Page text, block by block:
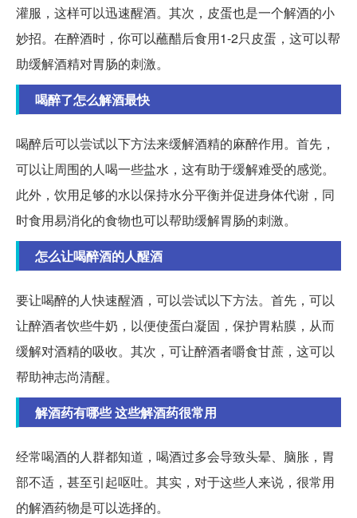
灌服，这样可以迅速醒酒。其次，皮蛋也是一个解酒的小
妙招。在醉酒时，你可以蘸醋后食用1-2只皮蛋，这可以帮
助缓解酒精对胃肠的刺激。
喝醉了怎么解酒最快
喝醉后可以尝试以下方法来缓解酒精的麻醉作用。首先，
可以让周围的人喝一些盐水，这有助于缓解难受的感觉。
此外，饮用足够的水以保持水分平衡并促进身体代谢，同
时食用易消化的食物也可以帮助缓解胃肠的刺激。
怎么让喝醉酒的人醒酒
要让喝醉的人快速醒酒，可以尝试以下方法。首先，可以
让醉酒者饮些牛奶，以便使蛋白凝固，保护胃粘膜，从而
缓解对酒精的吸收。其次，可让醉酒者嚼食甘蔗，这可以
帮助神志尚清醒。
解酒药有哪些 这些解酒药很常用
经常喝酒的人群都知道，喝酒过多会导致头晕、脑胀，胃
部不适，甚至引起呕吐。其实，对于这些人来说，很常用
的解酒药物是可以选择的。